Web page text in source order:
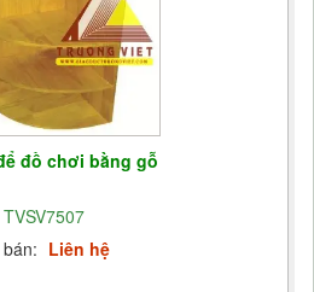
đồ chơi bằng gỗ
TVSV7507
Liên hệ